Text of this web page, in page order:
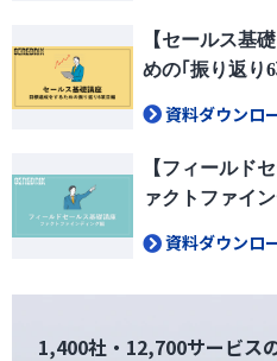
【セールス基
めの｢振り返り
資料ダウンロ
【フィールド
ァクトファイ
資料ダウンロ
1,400社・12,700サービス